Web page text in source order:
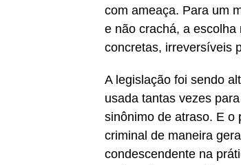
com ameaça. Para um
e não crachá, a
concretas, irreversíveis
A legislação foi sendo
usada tantas vezes
sinônimo de atraso. E o
criminal de maneira
condescendente na